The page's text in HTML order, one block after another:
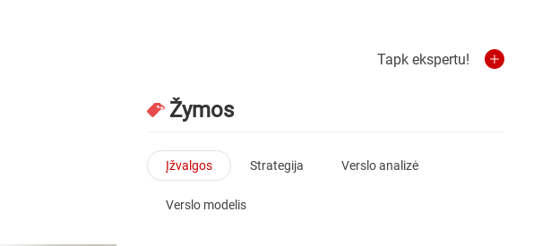
Tapk ekspertu!
Žymos
Įžvalgos Strategija Verslo analizė
Verslo modelis